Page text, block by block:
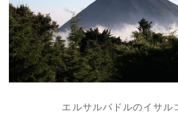
エルサルバドルのイサル